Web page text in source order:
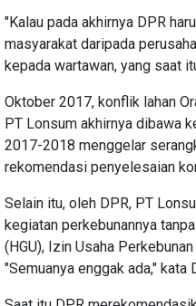
"Kalau pada akhirnya DPR
masyarakat daripada
kepada wartawan, yang saat
Oktober 2017, konflik lahan
PT Lonsum akhirnya dibawa
2017-2018 menggelar
rekomendasi penyelesaian
Selain itu, oleh DPR, PT
kegiatan perkebunannya
(HGU), Izin Usaha
"Semuanya enggak ada," kata